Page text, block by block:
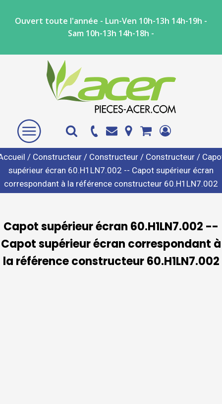
Ouvert toute l'année - Lun-Ven 10h-13h 14h-19h -
Sam 10h-13h 14h-18h -
/ Constructeur/ Constructeur/ Constructeur/
supérieur écran 60.H1LN7.002 -- Capot supérieur écran
correspondant à la référence constructeur 60.H1LN7.002
Capot supérieur écran 60.H1LN7.002 --
Capot supérieur écran correspondant à
la référence constructeur 60.H1LN7.002